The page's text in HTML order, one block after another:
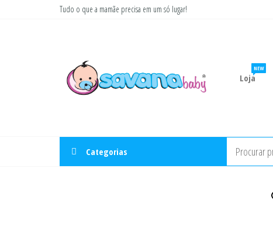
Tudo o que a mamãe precisa em um só lugar!
Loja
NEW
Categorias